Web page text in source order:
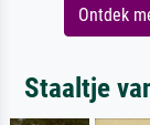
Ontdek
Staaltje